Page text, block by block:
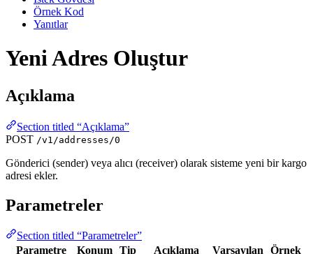
Örnek Kod
Yanıtlar
Yeni Adres Oluştur
Açıklama
Section titled “Açıklama”
POST /v1/addresses/0
Gönderici (sender) veya alıcı (receiver) olarak sisteme yeni bir kargo
adresi ekler.
Parametreler
Section titled “Parametreler”
Parametre
Konum Tip Açıklama Varsayılan Örnek